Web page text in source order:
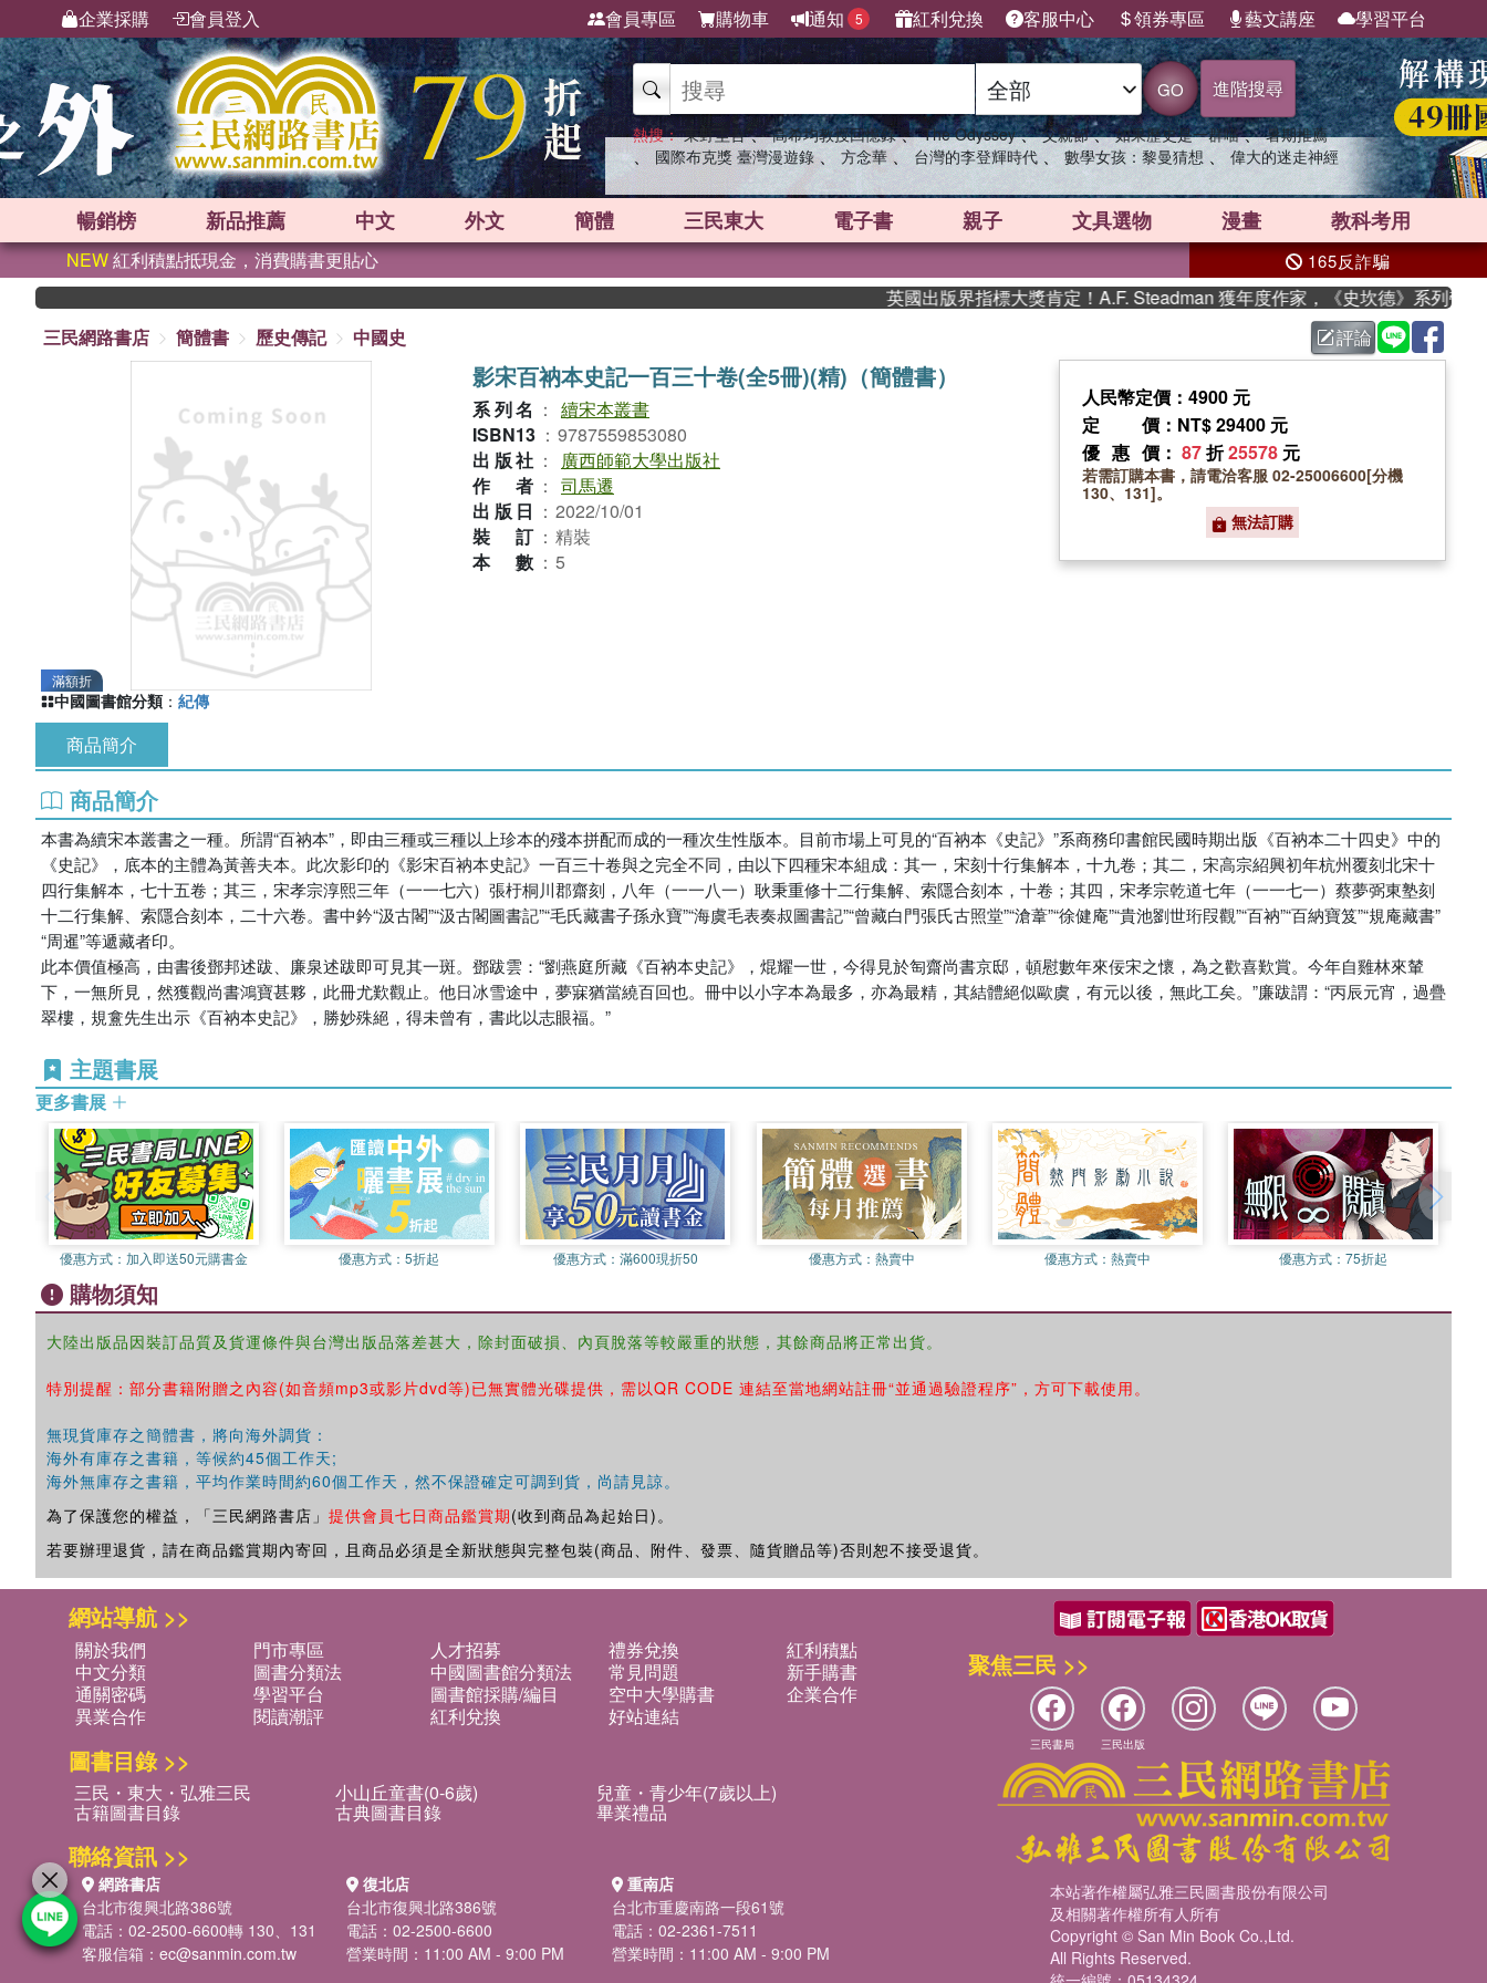
企業採購 會員登入 會員專區 購物車 通知 5 紅利兌換 客服中心 領券專區 藝文講座 學習平台
GO 進階搜尋
熱搜： 東野圭吾 、 高希均教授回憶錄 、 The Odyssey 、 父親節 、 如果歷史是一群喵 、 暑期推薦
、 國際布克獎 臺灣漫遊錄 、 方念華 、 台灣的李登輝時代 、 數學女孩：黎曼猜想 、 偉大的迷走神經
暢銷榜 新品推薦 中文 外文 簡體 三民東大 電子書 親子 文具選物 漫畫 教科考用
NEW紅利積點抵現金，消費購書更貼心 165反詐騙
英國出版界指標大獎肯定！A.F. Steadman 獲年度作家，《史坎德》系列帶你踏
三民網路書店
簡體書 歷史傳記 中國史 評論
滿額折
影宋百衲本史記一百三十卷(全5冊)(精)（簡體書）
系列名 ： 續宋本叢書
ISBN13 ： 9787559853080
出版社 ：
廣西師範大學出版社
作者 ： 司馬遷
出版日 ： 2022/10/01
裝訂 ： 精裝
本數 ： 5
人民幣定價：4900 元
定價 ：NT$ 29400 元
優惠價 ： 87折25578 元
若需訂購本書，請電洽客服 02-25006600[分機
130、131]。
無法訂購
中國圖書館分類 ： 紀傳
商品簡介
商品簡介
本書為續宋本叢書之一種。所謂“百衲本”，即由三種或三種以上珍本的殘本拼配而成的一種次生性版本。目前市場上可見的“百衲本《史記》”系商務印書館民國時期出版《百衲本二十四史》中的
《史記》，底本的主體為黃善夫本。此次影印的《影宋百衲本史記》一百三十卷與之完全不同，由以下四種宋本組成：其一，宋刻十行集解本，十九卷；其二，宋高宗紹興初年杭州覆刻北宋十
四行集解本，七十五卷；其三，宋孝宗淳熙三年（一一七六）張杅桐川郡齋刻，八年（一一八一）耿秉重修十二行集解、索隱合刻本，十卷；其四，宋孝宗乾道七年（一一七一）蔡夢弼東塾刻
十二行集解、索隱合刻本，二十六卷。書中鈐“汲古閣”“汲古閣圖書記”“毛氏藏書子孫永寶”“海虞毛表奏叔圖書記”“曾藏白門張氏古照堂”“滄葦”“徐健庵”“貴池劉世珩叚觀”“百衲”“百納寶笈”“規庵藏書”
“周暹”等遞藏者印。
此本價值極高，由書後鄧邦述跋、廉泉述跋即可見其一斑。鄧跋雲：“劉燕庭所藏《百衲本史記》，焜耀一世，今得見於匋齋尚書京邸，頓慰數年來佞宋之懷，為之歡喜歎賞。今年自雞林來輦
下，一無所見，然獲觀尚書鴻寶甚夥，此冊尤歎觀止。他日冰雪途中，夢寐猶當繞百回也。冊中以小字本為最多，亦為最精，其結體絕似歐虞，有元以後，無此工矣。”廉跋謂：“丙辰元宵，過疊
翠樓，規盫先生出示《百衲本史記》，勝妙殊絕，得未曾有，書此以志眼福。”
主題書展
更多書展
優惠方式： 加入即送50元購書金 優惠方式：5折起 優惠方式： 滿600現折50 優惠方式： 熱賣中 優惠方式： 熱賣中 優惠方式：75折起
購物須知
大陸出版品因裝訂品質及貨運條件與台灣出版品落差甚大，除封面破損、內頁脫落等較嚴重的狀態，其餘商品將正常出貨。
特別提醒：部分書籍附贈之內容(如音頻mp3或影片dvd等)已無實體光碟提供，需以QR CODE 連結至當地網站註冊“並通過驗證程序”，方可下載使用。
無現貨庫存之簡體書，將向海外調貨：
海外有庫存之書籍，等候約45個工作天;
海外無庫存之書籍，平均作業時間約60個工作天，然不保證確定可調到貨，尚請見諒。
為了保護您的權益，「三民網路書店」 提供會員七日商品鑑賞期(收到商品為起始日)。
若要辦理退貨，請在商品鑑賞期內寄回，且商品必須是全新狀態與完整包裝(商品、附件、發票、隨貨贈品等)否則恕不接受退貨。
網站導航 >>
關於我們 門市專區 人才招募 禮券兌換
紅利積點
中文分類
圖書分類法 中國圖書館分類法 常見問題
新手購書
通關密碼
學習平台 圖書館採購/編目 空中大學購書
企業合作
異業合作
閱讀潮評 紅利兌換 好站連結
圖書目錄 >>
三民・東大・弘雅三民 小山丘童書(0-6歲) 兒童・青少年(7歲以上)
古籍圖書目錄 古典圖書目錄 畢業禮品
聯絡資訊 >>
網路書店
台北市復興北路386號
電話：02-2500-6600轉 130、131
客服信箱： ec@sanmin.com.tw
復北店
台北市復興北路386號
電話：02-2500-6600
營業時間：11:00 AM - 9:00 PM
重南店
台北市重慶南路一段61號
電話：02-2361-7511
營業時間：11:00 AM - 9:00 PM
聚焦三民 >>
三民書局 三民出版
本站著作權屬弘雅三民圖書股份有限公司
及相關著作權所有人所有
Copyright © San Min Book Co.,Ltd.
All Rights Reserved.